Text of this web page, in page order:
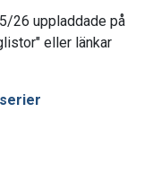
26 uppladdade på
eller länkar